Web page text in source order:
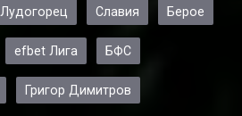
Лудогорец Славия Берое
efbet Лига БФС
Григор Димитров